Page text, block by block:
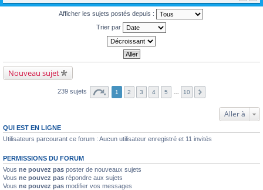
Afficher les sujets postés depuis :
Trier par
Nouveau sujet
239 sujets 1 2 3 4 5 10
Aller à
QUI EST EN LIGNE
Utilisateurs parcourant ce forum : Aucun utilisateur enregistré et 11 invités
PERMISSIONS DU FORUM
Vous ne pouvez pas poster de nouveaux sujets
Vous ne pouvez pas répondre aux sujets
Vous ne pouvez pas modifier vos messages